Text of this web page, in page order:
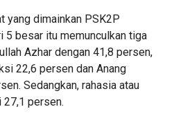
yang dimainkan PSK2P
5 besar itu memunculkan tiga
Azhar dengan 41,8 persen,
22,6 persen dan Anang
Sedangkan, rahasia atau
27,1 persen.